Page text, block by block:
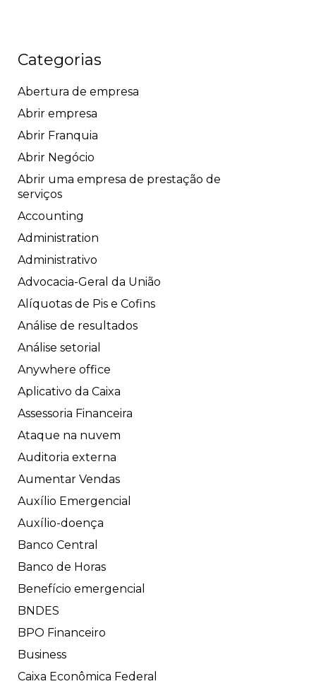
Categorias
Abertura de empresa
Abrir empresa
Abrir Franquia
Abrir Negócio
Abrir uma empresa de prestação de
serviços
Accounting
Administration
Administrativo
Advocacia-Geral da União
Alíquotas de Pis e Cofins
Análise de resultados
Análise setorial
Anywhere office
Aplicativo da Caixa
Assessoria Financeira
Ataque na nuvem
Auditoria externa
Aumentar Vendas
Auxílio Emergencial
Auxílio-doença
Banco Central
Banco de Horas
Benefício emergencial
BNDES
BPO Financeiro
Business
Caixa Econômica Federal